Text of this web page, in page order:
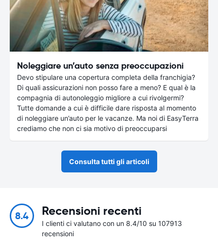
Noleggiare un’auto senza preoccupazioni
Devo stipulare una copertura completa della franchigia?
Di quali assicurazioni non posso fare a meno? E qual è la
compagnia di autonoleggio migliore a cui rivolgermi?
Tutte domande a cui è difficile dare risposta al momento
di noleggiare un’auto per le vacanze. Ma noi di EasyTerra
crediamo che non ci sia motivo di preoccuparsi
Consulta tutti gli articoli
8.4 Recensioni recenti
I clienti ci valutano con un 8.4/10 su 107913
recensioni